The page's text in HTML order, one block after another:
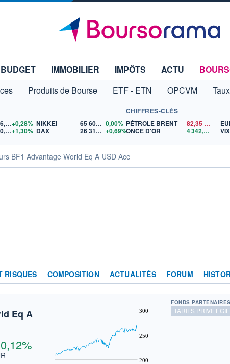
BUDGET IMMOBILIER IMPÔTS ACTU
Produits de Bourse ETF - ETN OPCVM Taux
54 036,93+0,28%
26 690,62+1,30%
NIKKEI 65 606,71 0,00%
DAX
26 319,45 +0,69%
CHIFFRES-CLÉS
PÉTROLE BRENT
82,35$US
ONCE D'OR
4 342,26 $US
BF1 Advantage World Eq A USD Acc
RISQUES COMPOSITION ACTUALITÉS FORUM
Eq A
200
250
300
FONDS PARTENAIRES
TARIFS